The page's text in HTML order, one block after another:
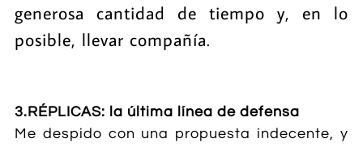
generosa cantidad de tiempo y, en lo
posible, llevar compañía.
3.RÉPLICAS: la última línea de defensa
Me despido con una propuesta indecente, y